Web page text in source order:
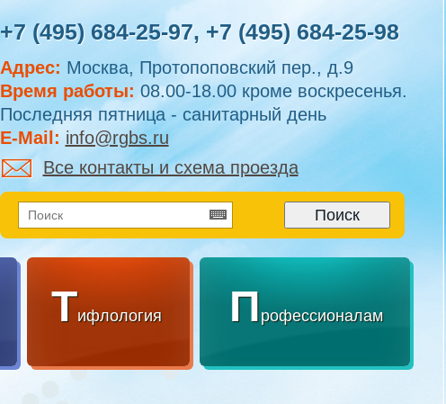
+7 (495) 684-25-97, +7 (495) 684-25-98
Адрес: Москва, Протопоповский пер., д.9
Время работы: 08.00-18.00 кроме воскресенья.
Последняя пятница - санитарный день
E-Mail: info@rgbs.ru
Все контакты и схема проезда
Тифлология Профессионалам